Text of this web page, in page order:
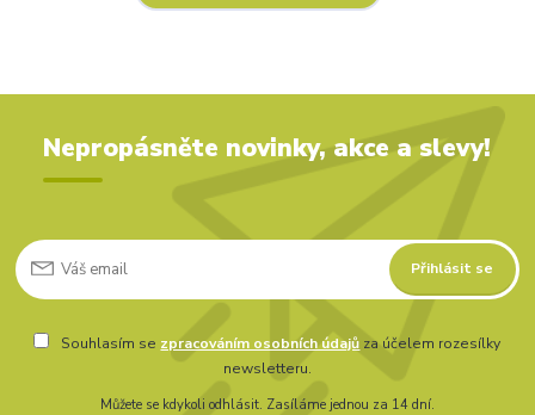
Nepropásněte novinky, akce a slevy!
Přihlásit se
Souhlasím se zpracováním osobních údajů za účelem rozesílky
newsletteru.
Můžete se kdykoli odhlásit. Zasíláme jednou za 14 dní.